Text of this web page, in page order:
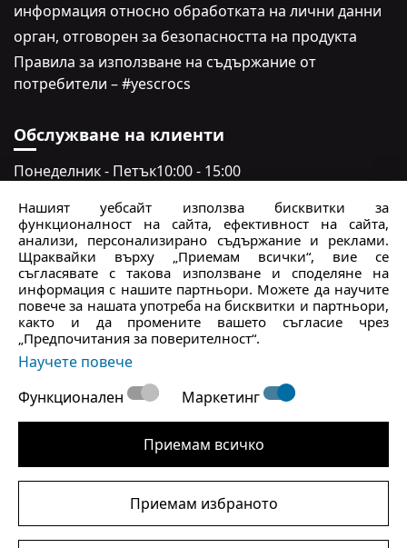
информация относно обработката на лични данни
oрган, отговорен за безопасността на продукта
Правила за използване на съдържание от
потребители – #yescrocs
Обслужване на клиенти
Понеделник - Петък10:00 - 15:00
crocs.bg@intersocks.pl
+359
Изпрати
ПриемамПолитиката за поверителност
информационна цел и се основават на фиксиран курс на
конвертиране от 1 EUR = 1.95583 BGN.
Нашият уебсайт използва бисквитки за
функционалност на сайта, ефективност на сайта,
анализи, персонализирано съдържание и реклами.
Щраквайки върху „Приемам всички“, вие се
съгласявате с такова използване и споделяне на
информация с нашите партньори. Можете да научите
повече за нашата употреба на бисквитки и партньори,
както и да промените вашето съгласие чрез
„Предпочитания за поверителност“.
Научете повече
Функционален
Маркетинг
Приемам всичко
Приемам избраното